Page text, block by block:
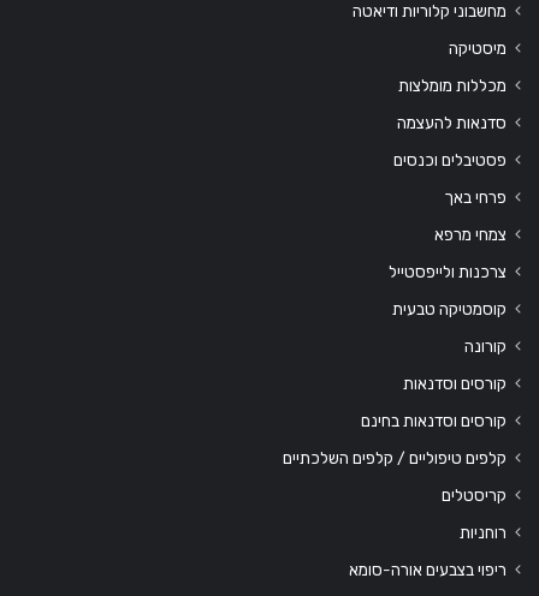
מחשבוני קלוריות ודיאטה
מיסטיקה
מכללות מומלצות
סדנאות להעצמה
פסטיבלים וכנסים
פרחי באך
צמחי מרפא
צרכנות ולייפסטייל
קוסמטיקה טבעית
קורונה
קורסים וסדנאות
קורסים וסדנאות בחינם
קלפים טיפוליים / קלפים השלכתיים
קריסטלים
רוחניות
ריפוי בצבעים אורה-סומא